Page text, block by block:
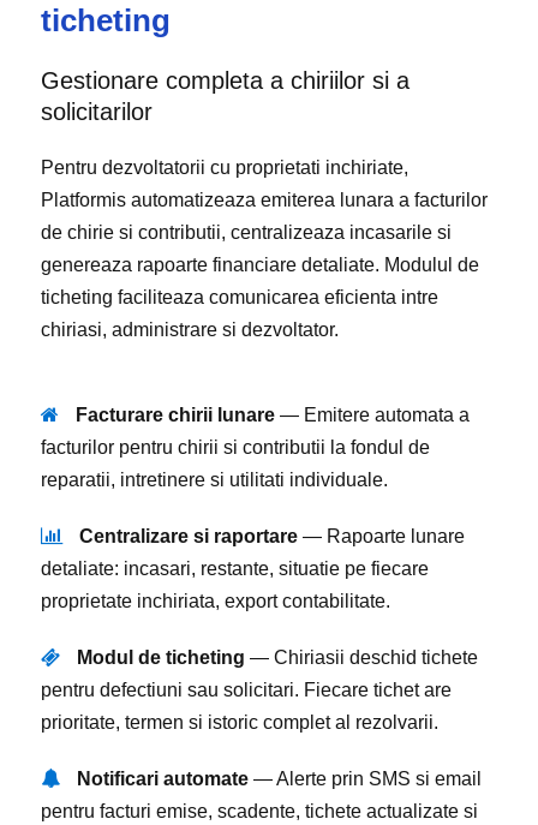
ticheting
Gestionare completa a chiriilor si a
solicitarilor
Pentru dezvoltatorii cu proprietati inchiriate,
Platformis automatizeaza emiterea lunara a facturilor
de chirie si contributii, centralizeaza incasarile si
genereaza rapoarte financiare detaliate. Modulul de
ticheting faciliteaza comunicarea eficienta intre
chiriasi, administrare si dezvoltator.
Facturare chirii lunare — Emitere automata a
facturilor pentru chirii si contributii la fondul de
reparatii, intretinere si utilitati individuale.
Centralizare si raportare — Rapoarte lunare
detaliate: incasari, restante, situatie pe fiecare
proprietate inchiriata, export contabilitate.
Modul de ticheting — Chiriasii deschid tichete
pentru defectiuni sau solicitari. Fiecare tichet are
prioritate, termen si istoric complet al rezolvarii.
Notificari automate — Alerte prin SMS si email
pentru facturi emise, scadente, tichete actualizate si
0
7
0
8
5
3
0
6
3
1
6
3
1
9
6
4
9
0
9
9
8
7
7
5
4
4
3
2